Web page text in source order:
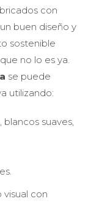
con
buen diseño y
sostenible
no lo es ya.
se puede
utilizando:
suaves,
con